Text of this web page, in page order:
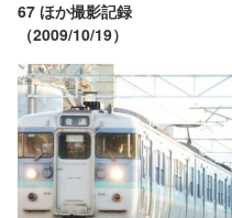
67 ほか撮影記録
（2009/10/19）